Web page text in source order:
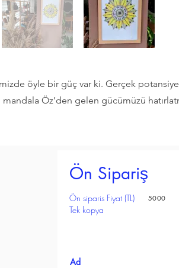
öyle bir güç var ki. Gerçek
mandala Öz’den gelen gücümüzü
Ön Sipariş
Ön siparis Fiyat (TL)
Tek kopya
5000